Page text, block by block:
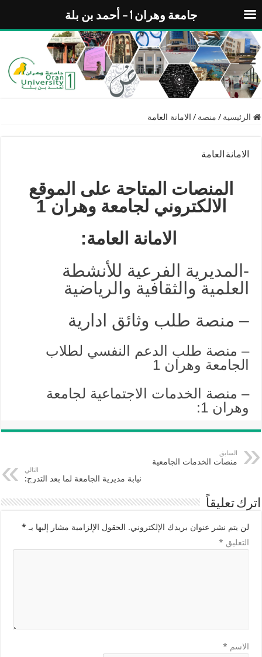
الرئيسية / منصة / الامانة العامة
الامانة العامة
المنصات المتاحة على الموقع
الالكتروني لجامعة وهران 1
الامانة العامة:
-المديرية الفرعية للأنشطة
العلمية والثقافية والرياضية
– منصة طلب وثائق ادارية
– منصة طلب الدعم النفسي لطلاب
الجامعة وهران 1
– منصة الخدمات الاجتماعية لجامعة
وهران 1:
السابق
منصات الخدمات الجامعية
التالي
نيابة مديرية الجامعة لما بعد التدرج:
اترك تعليقاً
لن يتم نشر عنوان بريدك الإلكتروني. الحقول الإلزامية مشار إليها بـ *
التعليق *
الاسم *
جامعة وهران 1 – أحمد بن بلة